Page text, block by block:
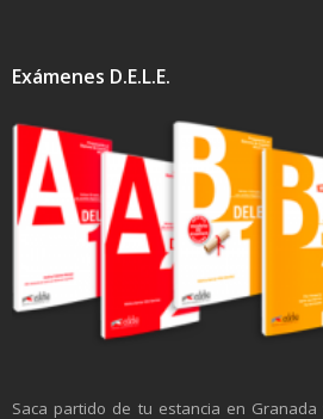
Exámenes D.E.L.E.
Saca partido de tu estancia en